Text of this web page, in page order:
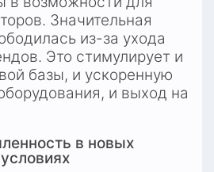
Значительная
из-за ухода
Это стимулирует и
базы, и ускоренную
и выход на
в новых